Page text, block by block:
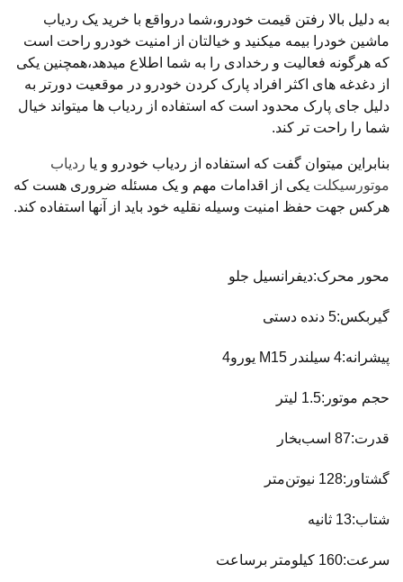
به دلیل بالا رفتن قیمت خودرو،شما درواقع با خرید یک ردیاب
ماشین خودرا بیمه میکنید و خیالتان از امنیت خودرو راحت است
که هرگونه فعالیت و رخدادی را به شما اطلاع میدهد،همچنین یکی
از دغدغه های اکثر افراد پارک کردن خودرو در موقعیت دورتر به
دلیل جای پارک محدود است که استفاده از ردیاب ها میتواند خیال
شما را راحت تر کند.
بنابراین میتوان گفت که استفاده از ردیاب خودرو و یا ردیاب
موتورسیکلت یکی از اقدامات مهم و یک مسئله ضروری هست که
هرکس جهت حفظ امنیت وسیله نقلیه خود باید از آنها استفاده کند.
محور محرک:دیفرانسیل جلو
گیربکس:5 دنده دستی
پیشرانه:4 سیلندر M15 یورو4
حجم موتور:1.5 لیتر
قدرت:87 اسب‌بخار
گشتاور:128 نیوتن‌متر
شتاب:13 ثانیه
سرعت:160 کیلومتر برساعت